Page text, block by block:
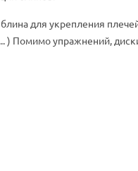
для укрепления
) Помимо упражнений,